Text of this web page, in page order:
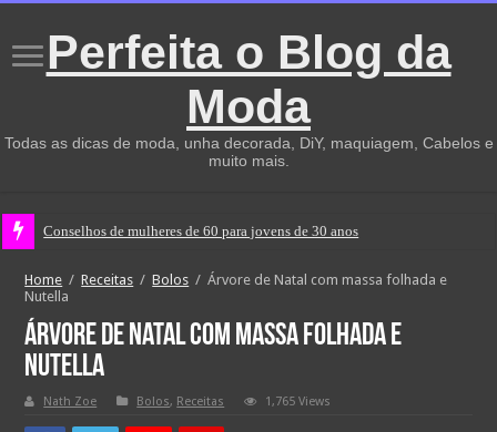
Perfeita o Blog da
Moda
Todas as dicas de moda, unha decorada, DiY, maquiagem, Cabelos e
muito mais.
Conselhos de mulheres de 60 para jovens de 30 anos
Home / Receitas / Bolos / Árvore de Natal com massa folhada e
Nutella
Árvore de Natal com massa folhada e
Nutella
Nath Zoe Bolos, Receitas 1,765 Views